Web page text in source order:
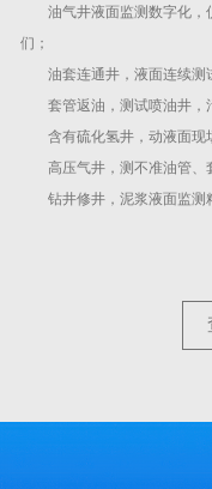
油气井液面监测数字化，
们；
油套连通井，液面连续测
套管返油，测试喷油井
含有硫化氢井，动液面
高压气井，测不准油管
钻井修井，泥浆液面监测